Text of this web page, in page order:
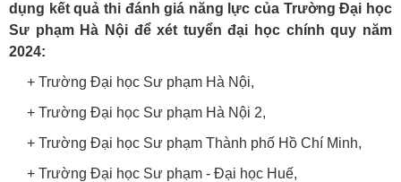
dụng kết quả thi đánh giá năng lực của Trường Đại học
Sư phạm Hà Nội để xét tuyển đại học chính quy năm
2024:
+ Trường Đại học Sư phạm Hà Nội,
+ Trường Đại học Sư phạm Hà Nội 2,
+ Trường Đại học Sư phạm Thành phố Hồ Chí Minh,
+ Trường Đại học Sư phạm - Đại học Huế,